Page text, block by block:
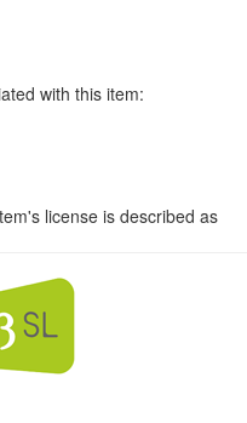
with this item:
license is described as